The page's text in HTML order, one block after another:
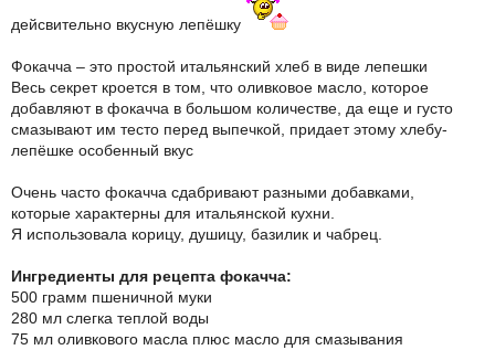
дейсвительно вкусную лепёшку
Фокачча – это простой итальянский хлеб в виде лепешки
Весь секрет кроется в том, что оливковое масло, которое
добавляют в фокачча в большом количестве, да еще и густо
смазывают им тесто перед выпечкой, придает этому хлебу-
лепёшке особенный вкус
Очень часто фокачча сдабривают разными добавками,
которые характерны для итальянской кухни.
Я использовала корицу, душицу, базилик и чабрец.
Ингредиенты для рецепта фокачча:
500 грамм пшеничной муки
280 мл слегка теплой воды
75 мл оливкового масла плюс масло для смазывания